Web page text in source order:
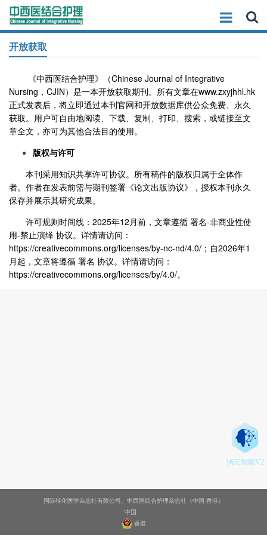
开放获取
《中西医结合护理》（Chinese Journal of Integrative
Nursing ， CJIN）是一本开放获取期刊。所有文章在www.zxyjhhl.hk
正式发表后，将立即通过本刊官网和开放数据库供公众免费、永久
获取。用户可自由地阅读、下载、复制、打印、搜索，或链接至文
章全文，亦可为其他合法目的使用。
版权与许可
本刊采用知识共享许可协议。所有稿件的版权归属于全体作
者。作者在发表前需与期刊签署《论文出版协议》，授权本刊永久
保存并展示其研究成果。
许可规则时间线： 2025年12月前，文章遵循 署名-非商业性使
用-禁止演绎 协议。详情请访问：
https://creativecommons.org/licenses/by-nc-nd/4.0/； 自2026年1
月起，文章将遵循 署名 协议。详情请访问：
https://creativecommons.org/licenses/by/4.0/。
国际转化医学杂志社有限公司、中西医结合护理杂志社（中国 香港）
中国
香港
鸿云智能V2